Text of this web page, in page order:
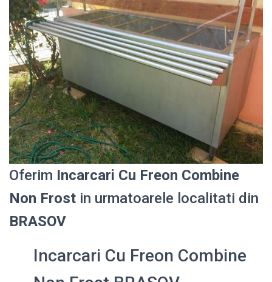
Oferim Incarcari Cu Freon Combine
Non Frost in urmatoarele localitati din
BRASOV
Incarcari Cu Freon Combine